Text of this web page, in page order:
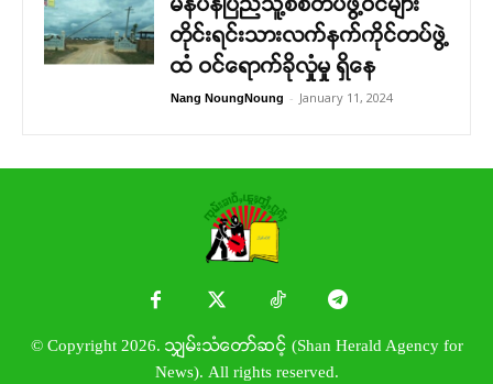
မန်ပန်ပြည်သူ့စစ်တပ်ဖွဲ့ဝင်များ
တိုင်းရင်းသားလက်နက်ကိုင်တပ်ဖွဲ့
ထံ ဝင်ရောက်ခိုလှုံမှု ရှိနေ
Nang NoungNoung - January 11, 2024
© Copyright 2026. သျှမ်းသံတော်ဆင့် (Shan Herald Agency for
News). All rights reserved.